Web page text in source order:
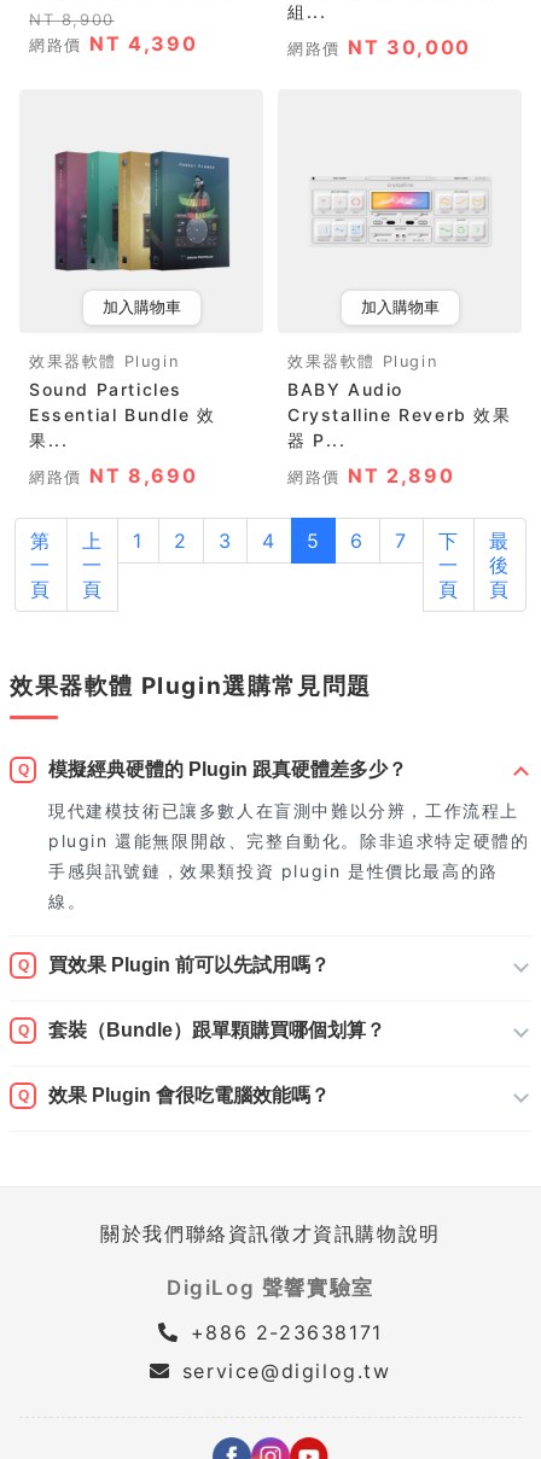
NT 8,900
網路價 NT 4,390
組...
網路價 NT 30,000
加入購物車
效果器軟體 Plugin
Sound Particles
Essential Bundle 效
果...
網路價 NT 8,690
加入購物車
效果器軟體 Plugin
BABY Audio
Crystalline Reverb 效果
器 P...
網路價 NT 2,890
第
一
頁
上
一
頁
1 2 3 4 5 6 7
下
一
頁
最
後
頁
效果器軟體 Plugin選購常見問題
Q
模擬經典硬體的 Plugin 跟真硬體差多少？
現代建模技術已讓多數人在盲測中難以分辨，工作流程上
plugin 還能無限開啟、完整自動化。除非追求特定硬體的
手感與訊號鏈，效果類投資 plugin 是性價比最高的路
線。
Q 買效果 Plugin 前可以先試用嗎？
Q 套裝（Bundle）跟單顆購買哪個划算？
Q 效果 Plugin 會很吃電腦效能嗎？
關於我們聯絡資訊徵才資訊購物說明
DigiLog 聲響實驗室
+886 2-23638171
service@digilog.tw